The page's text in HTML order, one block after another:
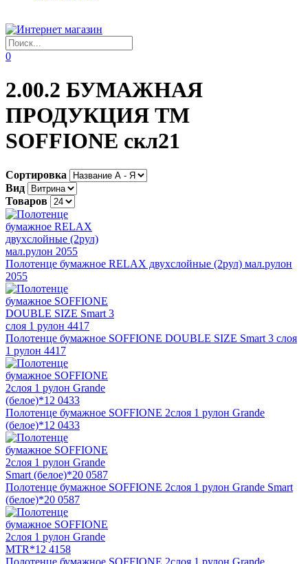
0
2.00.2 БУМАЖНАЯ
ПРОДУКЦИЯ ТМ
SOFFIONE скл21
Сортировка
Вид
Товаров
Полотенце бумажное RELAX двухслойные (2рул) мал.рулон
2055
Полотенце бумажное SOFFIONE DOUBLE SIZE Smart 3 слоя
1 рулон 4417
Полотенце бумажное SOFFIONE 2слоя 1 рулон Grande
(белое)*12 0433
Полотенце бумажное SOFFIONE 2слоя 1 рулон Grande Smart
(белое)*20 0587
Полотенце бумажное SOFFIONE 2слоя 1 рулон Grande